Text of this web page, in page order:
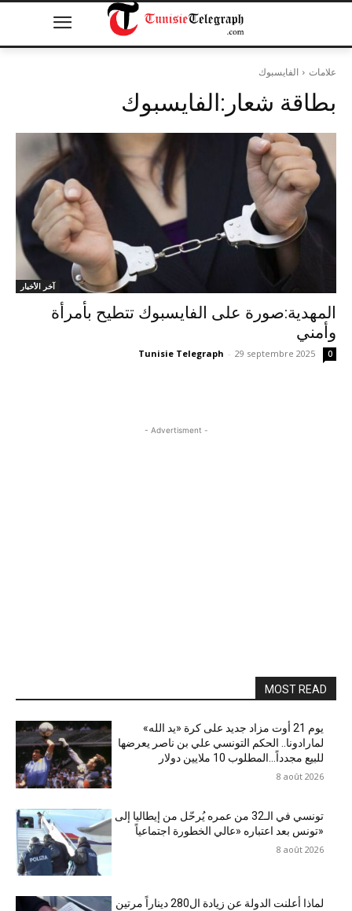
علامات الفايسبوك
بطاقة شعار:الفايسبوك
آخر الأخبار
المهدية:صورة على الفايسبوك تتطيح بأمرأة
وأمني
Tunisie Telegraph - 29 septembre 2025 0
- Advertisment -
MOST READ
يوم 21 أوت مزاد جديد على كرة «يد الله»
لمارادونا.. الحكم التونسي علي بن ناصر يعرضها
للبيع مجدداً…المطلوب 10 ملايين دولار
8 août 2026
تونسي في الـ32 من عمره يُرحّل من إيطاليا إلى
تونس بعد اعتباره «عالي الخطورة اجتماعياً»
8 août 2026
لماذا أعلنت الدولة عن زيادة ال280 ديناراً مرتين